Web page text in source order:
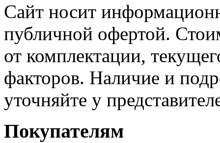
Сайт носит
публичной офертой.
от комплектации,
факторов. Наличие и
уточняйте у
Покупателям